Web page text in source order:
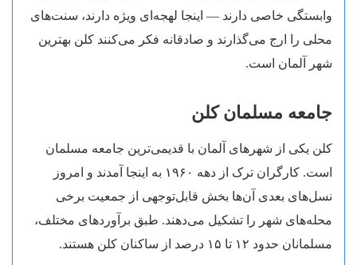
وابستگی خاصی دارند — اینجا لهجه‌ای ویژه دارند، سنت‌های
محلی را ارج می‌گذارند و صادقانه فکر می‌کنند کلن بهترین
شهر آلمان است.
جامعه مسلمان کلن
کلن یکی از شهرهای آلمان با قدیمی‌ترین جامعه مسلمان
است. کارگران ترک از دهه ۱۹۶۰ به اینجا آمدند و امروز
نسل‌های بعدی آن‌ها بخش قابل‌توجهی از جمعیت برخی
محله‌های شهر را تشکیل می‌دهند. طبق برآوردهای مختلف،
مسلمانان حدود ۱۲ تا ۱۵ درصد از ساکنان کلن هستند.